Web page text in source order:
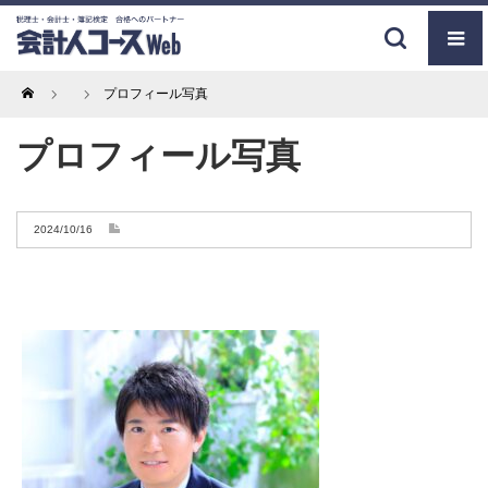
Home プロフィール写真
プロフィール写真
2024/10/16